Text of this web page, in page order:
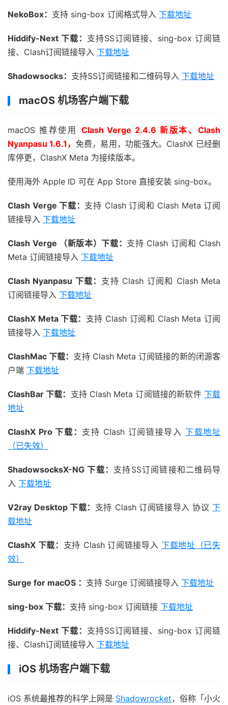
NekoBox： 支持 sing-box 订阅格式导入 下载地址
Hiddify-Next 下载： 支持SS订阅链接、sing-box 订阅链
接、Clash订阅链接导入 下载地址
Shadowsocks： 支持SS订阅链接和二维码导入 下载地址
macOS 机场客户端下载
macOS 推荐使用 Clash Verge 2.4.6 新版本、Clash
Nyanpasu 1.6.1， 免费，易用，功能强大。ClashX 已经删
库停更，ClashX Meta 为接续版本。
使用海外 Apple ID 可在 App Store 直接安装 sing-box。
Clash Verge 下载： 支持 Clash 订阅和 Clash Meta 订阅
链接导入 下载地址
Clash Verge （新版本）下载： 支持 Clash 订阅和 Clash
Meta 订阅链接导入 下载地址
Clash Nyanpasu 下载： 支持 Clash 订阅和 Clash Meta
订阅链接导入 下载地址
ClashX Meta 下载： 支持 Clash 订阅和 Clash Meta 订阅
链接导入 下载地址
ClashMac 下载： 支持 Clash Meta 订阅链接的新的闭源客
户端 下载地址
ClashBar 下载： 支持 Clash Meta 订阅链接的新软件 下载
地址
ClashX Pro 下载： 支持 Clash 订阅链接导入下载地址
（已失效）
ShadowsocksX-NG 下载： 支持SS订阅链接和二维码导
入 下载地址
V2ray Desktop 下载： 支持 Clash 订阅链接导入 协议下
载地址
ClashX 下载： 支持 Clash 订阅链接导入下载地址（已失
效）
Surge for macOS ： 支持 Surge 订阅链接导入 下载地址
sing-box 下载： 支持 sing-box 订阅链接 下载地址
Hiddify-Next 下载： 支持SS订阅链接、sing-box 订阅链
接、Clash订阅链接导入 下载地址
iOS 机场客户端下载
iOS 系统最推荐的科学上网是 Shadowrocket，俗称「小火